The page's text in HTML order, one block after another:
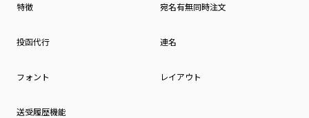
特徴 宛名有無同時注文
投函代行 連名
フォント レイアウト
送受履歴機能